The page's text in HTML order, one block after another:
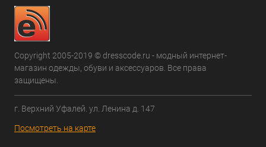
Copyright 2005-2019 © dresscode.ru - модный интернет-
магазин одежды, обуви и аксессуаров. Все права
защищены.
г. Верхний Уфалей. ул. Ленина д. 147
Посмотреть на карте